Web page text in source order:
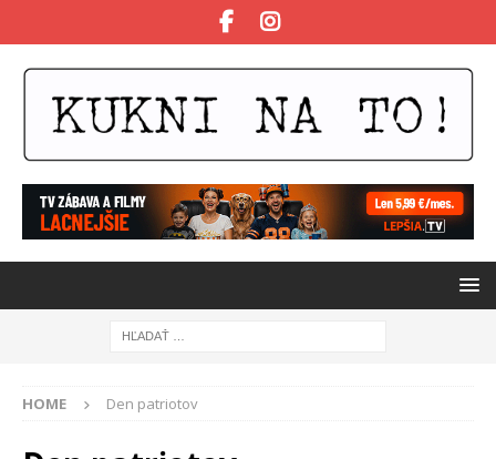
HOME Den patriotov